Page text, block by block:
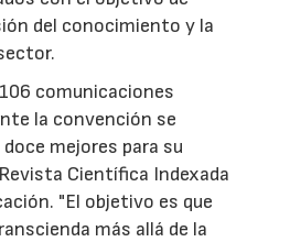
del conocimiento y la
comunicaciones
la convención se
mejores para su
Científica Indexada
"El objetivo es que
más allá de la